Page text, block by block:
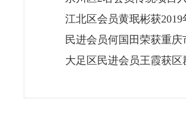
江北区会员黄珉彬获
民进会员何国田荣获重庆
大足区民进会员王霞获